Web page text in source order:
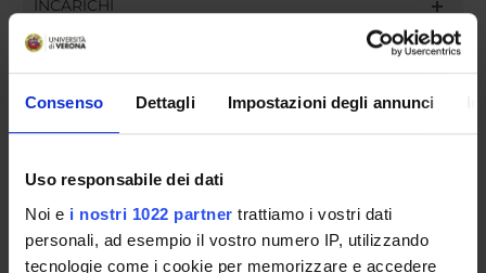
Consenso Dettagli Impostazioni degli annunci
Uso responsabile dei dati
Noi e i nostri 1022 partner trattiamo i vostri dati
personali, ad esempio il vostro numero IP, utilizzando
tecnologie come i cookie per memorizzare e accedere
INCARICHI
GOVERNANCE
COMMISSIONI
UFFICI E STRUTTURE DI SERVIZIO